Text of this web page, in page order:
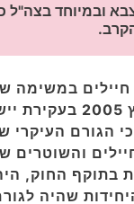
במשימה
בקיץ 2005
הגורם העיקרי
והשוטרים
בתוקף החוק,
שהיה